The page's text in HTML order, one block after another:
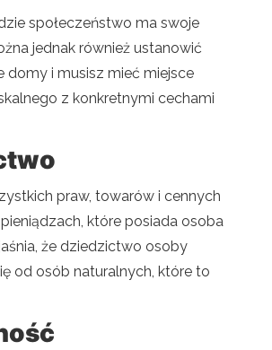
społeczeństwo ma swoje
jednak również ustanowić
domy i musisz mieć miejsce
z konkretnymi cechami
praw, towarów i cennych
które posiada osoba
że ​​dziedzictwo osoby
od osób naturalnych, które to